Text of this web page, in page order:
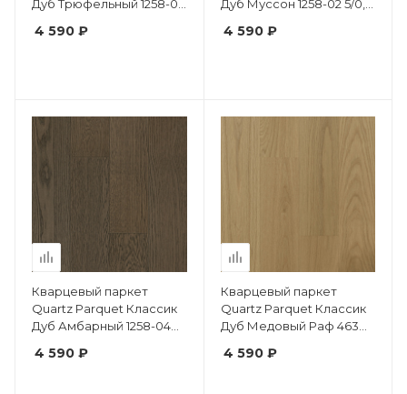
Дуб Трюфельный 1258-03
4 590 ₽
Дуб Муссон 1258-02 5/0,6
4 590 ₽
Кварцевый паркет
Quartz Parquet Классик
Дуб Амбарный 1258-04
4 590 ₽
Кварцевый паркет
Quartz Parquet Классик
Дуб Медовый Раф 463
4 590 ₽